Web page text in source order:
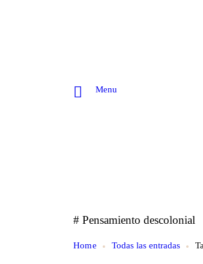
Menu
# Pensamiento descolonial
Home Todas las entradas